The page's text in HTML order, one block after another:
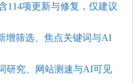
114项更新与修复，仅建议
增筛选、焦点关键词与AI
研究、网站测速与AI可见